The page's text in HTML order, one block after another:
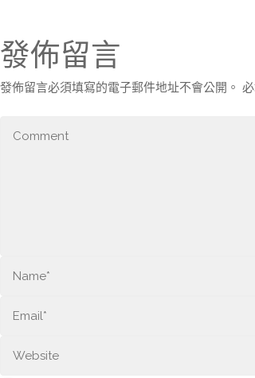
發佈留言
發佈留言必須填寫的電子郵件地址不會公開。